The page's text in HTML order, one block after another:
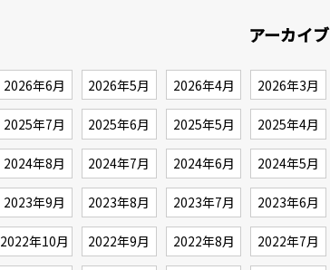
アーカイブ
2026年6月 2026年5月 2026年4月 2026年3月
2025年7月 2025年6月 2025年5月 2025年4月
2024年8月 2024年7月 2024年6月 2024年5月
2023年9月 2023年8月 2023年7月 2023年6月
2022年10月 2022年9月 2022年8月 2022年7月